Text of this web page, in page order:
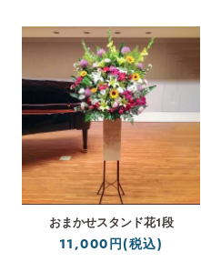
おまかせスタンド花1段
11,000円(税込)